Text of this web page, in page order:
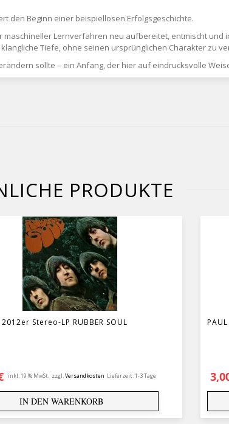
den Beginn einer beispiellosen Erfolgsgeschichte.
Lernverfahren neu aufbereitet, entmischt und
Tiefe, ohne seinen ursprünglichen Charakter zu
sollte – ein Anfang, der hier auf eindrucksvolle
PRODUKTE
2012er Stereo-LP RUBBER SOUL
inkl. 19 % MwSt. zzgl.Versandkosten Lieferzeit:1-3 Tage
IN DEN WARENKORB